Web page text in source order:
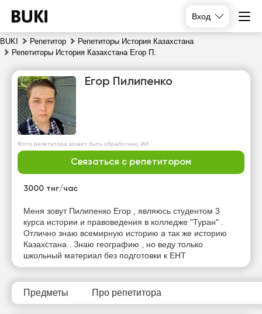
Вход
BUKI Репетитор
Репетиторы История Казахстана
Репетиторы История Казахстана Егор П.
Егор Пилипенко
Фото репетитора может быть обработано ИИ
Связаться с репетитором
3000 тнг/час
Меня зовут Пилипенко Егор , являюсь студентом 3
курса истории и правоведения в колледже "Туран" .
Отлично знаю всемирную историю а так же историю
Казахстана . Знаю географию , но веду только
школьный материал без подготовки к ЕНТ
Предметы Про репетитора
8
вс
9
пн
10
11
свободных
часов
11:30
12:00
13:00
свободных
часов
свободных
часов